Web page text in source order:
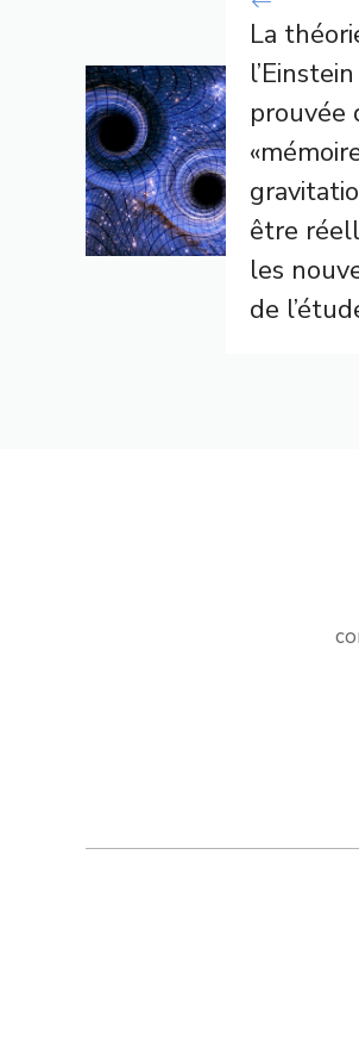
La
prouvée
être
les
de